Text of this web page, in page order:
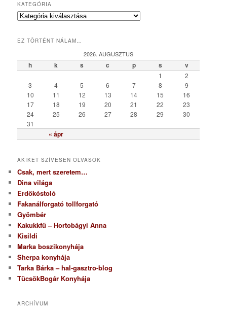
KATEGÓRIA
K
e
r
EZ TÖRTÉNT NÁLAM…
2026. AUGUSZTUS
h k s c p s v
« ápr
1
2
3
4 5 6 7 8
9
10
11 12 13 14 15
16
17
18 19 20 21 22
23
24
25 26 27 28 29
30
31
AKIKET SZÍVESEN OLVASOK
Csak, mert szeretem…
Dina világa
Erdőkóstoló
Fakanálforgató tollforgató
Gyömbér
Kakukkfű – Hortobágyi Anna
Kisildi
Marka boszikonyhája
Sherpa konyhája
Tarka Bárka – hal-gasztro-blog
TücsökBogár Konyhája
ARCHÍVUM